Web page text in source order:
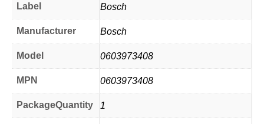
Label Bosch
Manufacturer Bosch
Model 0603973408
MPN 0603973408
PackageQuantity 1